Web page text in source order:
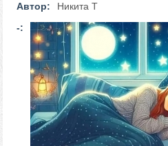
Автор:
Никита Т
-: